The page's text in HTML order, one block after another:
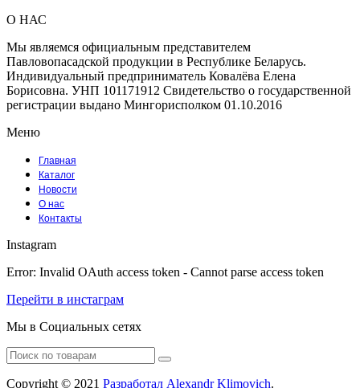
О НАС
Мы являемся официальным представителем
Павловопасадской продукции в Республике Беларусь.
Индивидуальный предприниматель Ковалёва Елена
Борисовна. УНП 101171912 Свидетельство о государственной
регистрации выдано Мингорисполком 01.10.2016
Меню
Главная
Каталог
Новости
О нас
Контакты
Instagram
Error: Invalid OAuth access token - Cannot parse access token
Перейти в инстаграм
Мы в Социальных сетях
Facebook
Instagram
Tumblr
Youtube
Vk
Search
for:
Copyright © 2021 Разработал Alexandr Klimovich.